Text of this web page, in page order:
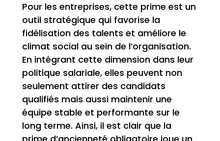
Pour les entreprises, cette prime est un
outil stratégique qui favorise la
fidélisation des talents et améliore le
climat social au sein de l’organisation.
En intégrant cette dimension dans leur
politique salariale, elles peuvent non
seulement attirer des candidats
qualifiés mais aussi maintenir une
équipe stable et performante sur le
long terme. Ainsi, il est clair que la